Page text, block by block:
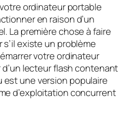
ordinateur portable
en raison d’un
La première chose à faire
existe un problème
votre ordinateur
lecteur flash contenant
est une version populaire
d’exploitation concurrent